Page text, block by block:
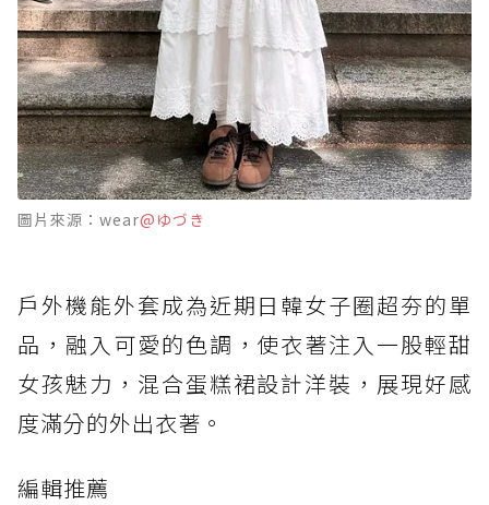
圖片來源：wear@ゆづき
戶外機能外套成為近期日韓女子圈超夯的單
品，融入可愛的色調，使衣著注入一股輕甜
女孩魅力，混合蛋糕裙設計洋裝，展現好感
度滿分的外出衣著。
編輯推薦